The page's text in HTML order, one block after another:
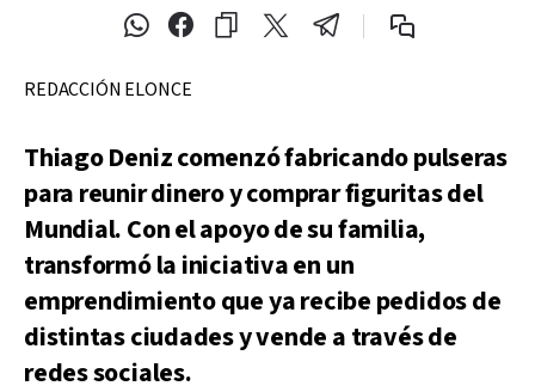
REDACCIÓN ELONCE
Thiago Deniz comenzó fabricando pulseras
para reunir dinero y comprar figuritas del
Mundial. Con el apoyo de su familia,
transformó la iniciativa en un
emprendimiento que ya recibe pedidos de
distintas ciudades y vende a través de
redes sociales.